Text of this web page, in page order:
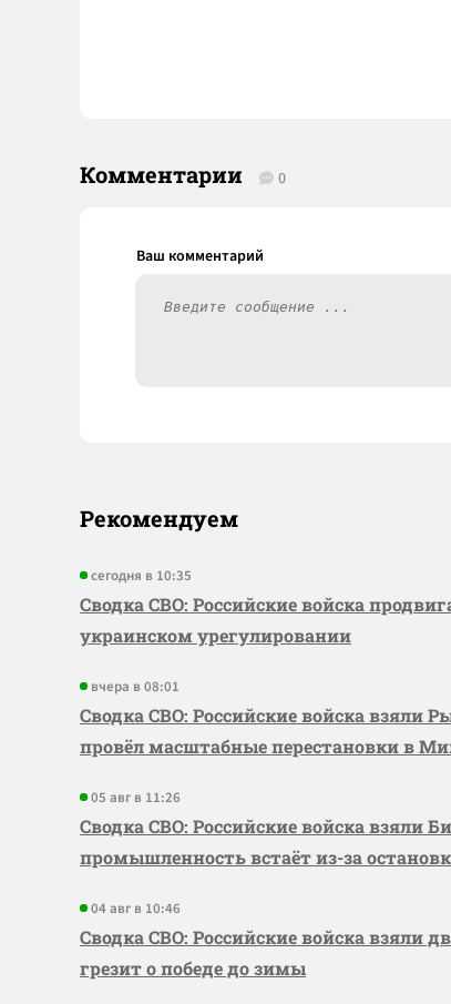
Комментарии 0
Рекомендуем
сегодня в 10:35
Сводка СВО: Российские войска
украинском урегулировании
вчера в 08:01
Сводка СВО: Российские войска
провёл масштабные перестановки в
05 авг в 11:26
Сводка СВО: Российские войска взяли
промышленность встаёт из-за
04 авг в 10:46
Сводка СВО: Российские войска взяли
грезит о победе до зимы